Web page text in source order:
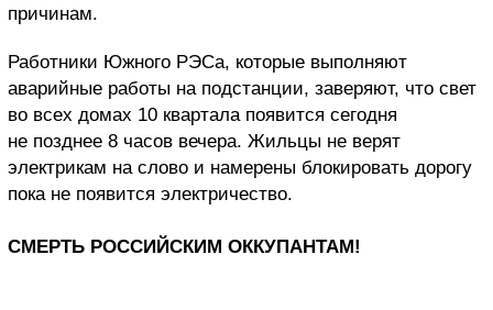
причинам.
Работники Южного РЭСа, которые выполняют
аварийные работы на подстанции, заверяют, что свет
во всех домах 10 квартала появится сегодня
не позднее 8 часов вечера. Жильцы не верят
электрикам на слово и намерены блокировать дорогу
пока не появится электричество.
СМЕРТЬ РОССИЙСКИМ ОККУПАНТАМ!